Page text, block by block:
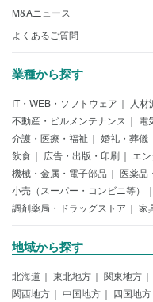
M&Aニュース
よくあるご質問
業種から探す
IT・WEB・ソフトウェア 人
不動産・ビルメンテナンス
電
介護・医療・福祉
婚礼・葬儀
飲食
広告・出版・印刷 エ
機械・金属・電子部品
医薬品
小売（スーパー・コンビニ等）
調剤薬局・ドラッグストア
家
地域から探す
北海道 東北地方 関東地方
関西地方
中国地方 四国地方